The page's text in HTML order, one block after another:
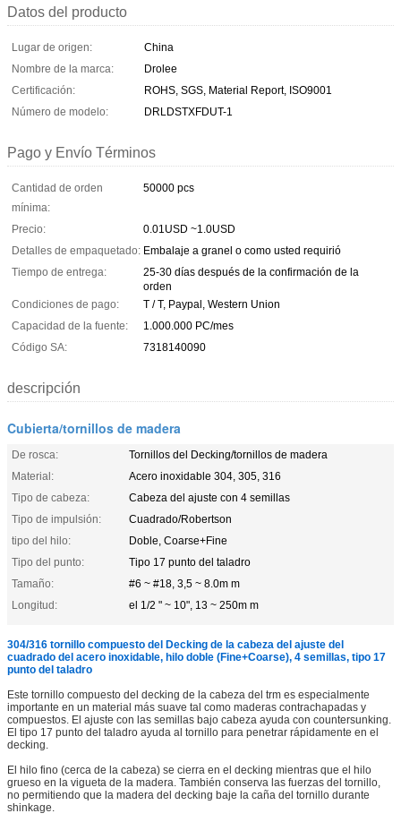
Datos del producto
Lugar de origen:
China
Nombre de la marca:
Drolee
Certificación:
ROHS, SGS, Material Report, ISO9001
Número de modelo:
DRLDSTXFDUT-1
Pago y Envío Términos
Cantidad de orden
mínima:
50000 pcs
Precio:
0.01USD ~1.0USD
Detalles de empaquetado: Embalaje a granel o como usted requirió
Tiempo de entrega:
25-30 días después de la confirmación de la
orden
Condiciones de pago:
T / T, Paypal, Western Union
Capacidad de la fuente:
1.000.000 PC/mes
Código SA:
7318140090
descripción
Cubierta/tornillos de madera
De rosca:
Tornillos del Decking/tornillos de madera
Material:
Acero inoxidable 304, 305, 316
Tipo de cabeza:
Cabeza del ajuste con 4 semillas
Tipo de impulsión:
Cuadrado/Robertson
tipo del hilo:
Doble, Coarse+Fine
Tipo del punto:
Tipo 17 punto del taladro
Tamaño:
#6 ~ #18, 3,5 ~ 8.0m m
Longitud:
el 1/2 " ~ 10", 13 ~ 250m m
304/316 tornillo compuesto del Decking de la cabeza del ajuste del
cuadrado del acero inoxidable, hilo doble (Fine+Coarse), 4 semillas, tipo 17
punto del taladro
Este tornillo compuesto del decking de la cabeza del trm es especialmente
importante en un material más suave tal como maderas contrachapadas y
compuestos. El ajuste con las semillas bajo cabeza ayuda con countersunking.
El tipo 17 punto del taladro ayuda al tornillo para penetrar rápidamente en el
decking.
El hilo fino (cerca de la cabeza) se cierra en el decking mientras que el hilo
grueso en la vigueta de la madera. También conserva las fuerzas del tornillo,
no permitiendo que la madera del decking baje la caña del tornillo durante
shinkage.